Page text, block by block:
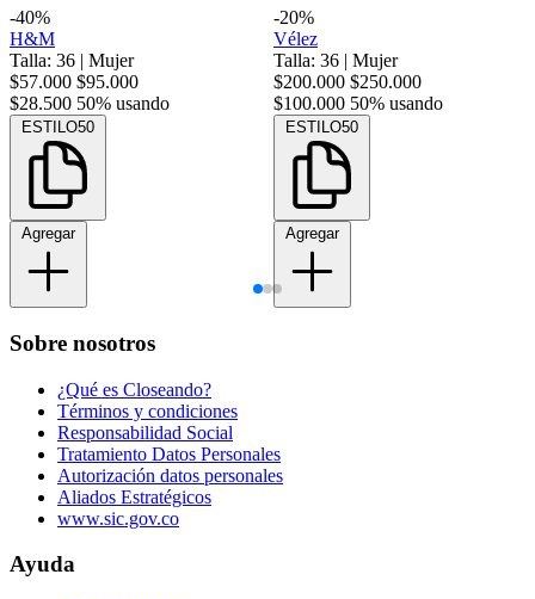
-40%
H&M
Talla: 36 | Mujer
$57.000 $95.000
$28.500 50% usando
ESTILO50
Agregar
-20%
Vélez
Talla: 36 | Mujer
$200.000 $250.000
$100.000 50% usando
ESTILO50
Agregar
Sobre nosotros
¿Qué es Closeando?
Términos y condiciones
Responsabilidad Social
Tratamiento Datos Personales
Autorización datos personales
Aliados Estratégicos
www.sic.gov.co
Ayuda